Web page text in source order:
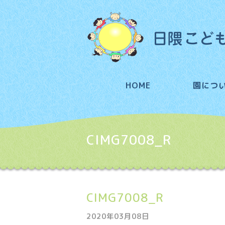
HOME 園につ
CIMG7008_R
CIMG7008_R
2020年03月08日